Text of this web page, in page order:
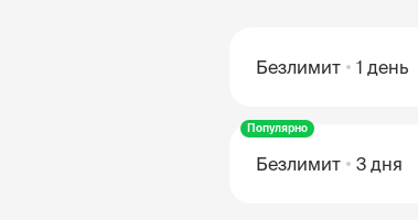
Безлимит 1 день
Популярно
Безлимит 3 дня